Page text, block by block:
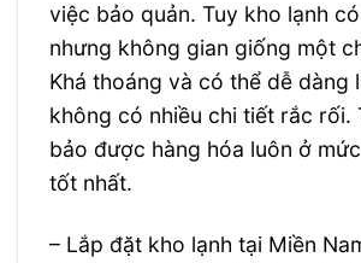
việc bảo quản. Tuy kho lạnh
nhưng không gian giống một
Khá thoáng và có thể dễ dàng
không có nhiều chi tiết rắc rối.
bảo được hàng hóa luôn ở
tốt nhất.
– Lắp đặt kho lạnh tại Miền